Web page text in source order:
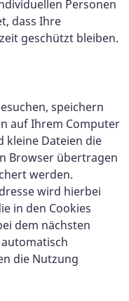
Personen
dass Ihre
geschützt bleiben.
speichern
auf Ihrem Computer
kleine Dateien die
Browser übertragen
werden.
wird hierbei
in den Cookies
dem nächsten
die Nutzung